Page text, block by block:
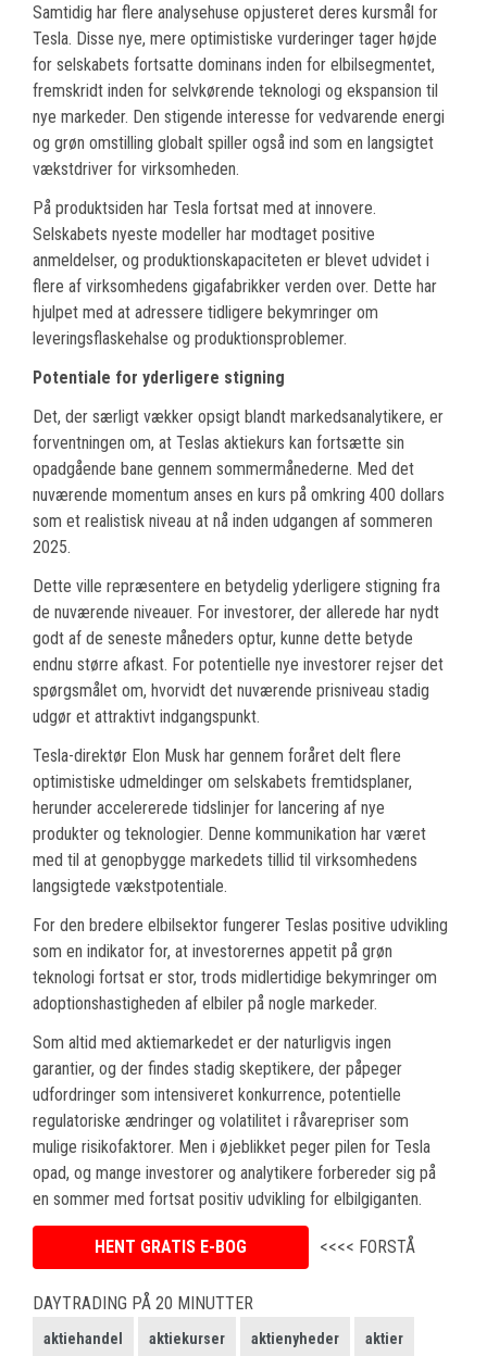
Samtidig har flere analysehuse opjusteret deres kursmål for
Tesla. Disse nye, mere optimistiske vurderinger tager højde
for selskabets fortsatte dominans inden for elbilsegmentet,
fremskridt inden for selvkørende teknologi og ekspansion til
nye markeder. Den stigende interesse for vedvarende energi
og grøn omstilling globalt spiller også ind som en langsigtet
vækstdriver for virksomheden.
På produktsiden har Tesla fortsat med at innovere.
Selskabets nyeste modeller har modtaget positive
anmeldelser, og produktionskapaciteten er blevet udvidet i
flere af virksomhedens gigafabrikker verden over. Dette har
hjulpet med at adressere tidligere bekymringer om
leveringsflaskehalse og produktionsproblemer.
Potentiale for yderligere stigning
Det, der særligt vækker opsigt blandt markedsanalytikere, er
forventningen om, at Teslas aktiekurs kan fortsætte sin
opadgående bane gennem sommermånederne. Med det
nuværende momentum anses en kurs på omkring 400 dollars
som et realistisk niveau at nå inden udgangen af sommeren
2025.
Dette ville repræsentere en betydelig yderligere stigning fra
de nuværende niveauer. For investorer, der allerede har nydt
godt af de seneste måneders optur, kunne dette betyde
endnu større afkast. For potentielle nye investorer rejser det
spørgsmålet om, hvorvidt det nuværende prisniveau stadig
udgør et attraktivt indgangspunkt.
Tesla-direktør Elon Musk har gennem foråret delt flere
optimistiske udmeldinger om selskabets fremtidsplaner,
herunder accelererede tidslinjer for lancering af nye
produkter og teknologier. Denne kommunikation har været
med til at genopbygge markedets tillid til virksomhedens
langsigtede vækstpotentiale.
For den bredere elbilsektor fungerer Teslas positive udvikling
som en indikator for, at investorernes appetit på grøn
teknologi fortsat er stor, trods midlertidige bekymringer om
adoptionshastigheden af elbiler på nogle markeder.
Som altid med aktiemarkedet er der naturligvis ingen
garantier, og der findes stadig skeptikere, der påpeger
udfordringer som intensiveret konkurrence, potentielle
regulatoriske ændringer og volatilitet i råvarepriser som
mulige risikofaktorer. Men i øjeblikket peger pilen for Tesla
opad, og mange investorer og analytikere forbereder sig på
en sommer med fortsat positiv udvikling for elbilgiganten.
HENT GRATIS E-BOG <<<< FORSTÅ
DAYTRADING PÅ 20 MINUTTER
aktiehandel aktiekurser aktienyheder aktier